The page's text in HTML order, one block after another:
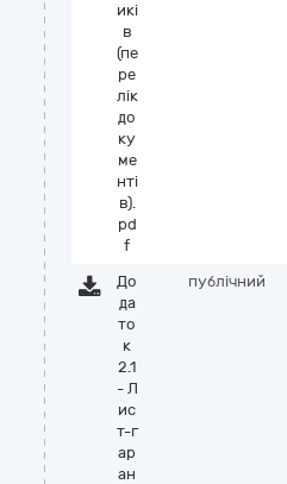
икі
в
(пе
ре
лік
до
ку
ме
нті
в).
pd
f
До
да
то
к
2.1
- Л
ис
т-г
ар
ан
публічний